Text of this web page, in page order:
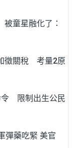
童星融化了：
徵關稅 考量2原
令 限制出生公民
彈藥吃緊 美官